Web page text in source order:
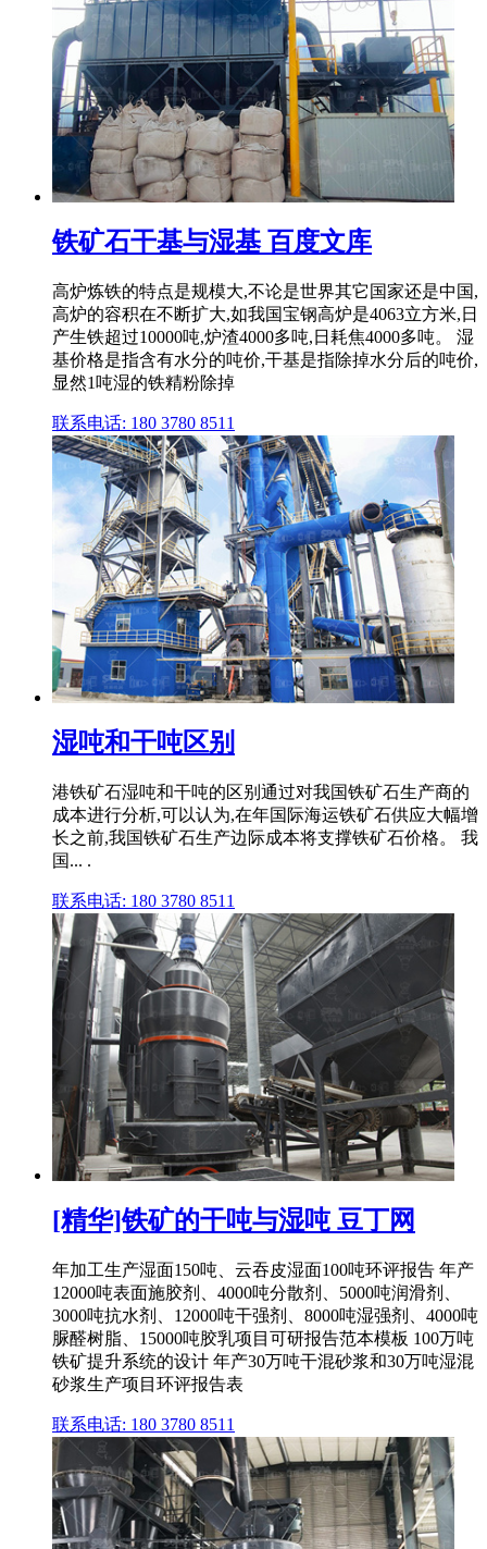
铁矿石干基与湿基 百度文库
高炉炼铁的特点是规模大,不论是世界其它国家还是中国,
高炉的容积在不断扩大,如我国宝钢高炉是4063立方米,日
产生铁超过10000吨,炉渣4000多吨,日耗焦4000多吨。 湿
基价格是指含有水分的吨价,干基是指除掉水分后的吨价,
显然1吨湿的铁精粉除掉
联系电话: 180 3780 8511
湿吨和干吨区别
港铁矿石湿吨和干吨的区别通过对我国铁矿石生产商的
成本进行分析,可以认为,在年国际海运铁矿石供应大幅增
长之前,我国铁矿石生产边际成本将支撑铁矿石价格。 我
国... .
联系电话: 180 3780 8511
[精华]铁矿的干吨与湿吨 豆丁网
年加工生产湿面150吨、云吞皮湿面100吨环评报告 年产
12000吨表面施胶剂、4000吨分散剂、5000吨润滑剂、
3000吨抗水剂、12000吨干强剂、8000吨湿强剂、4000吨
脲醛树脂、15000吨胶乳项目可研报告范本模板 100万吨
铁矿提升系统的设计 年产30万吨干混砂浆和30万吨湿混
砂浆生产项目环评报告表
联系电话: 180 3780 8511